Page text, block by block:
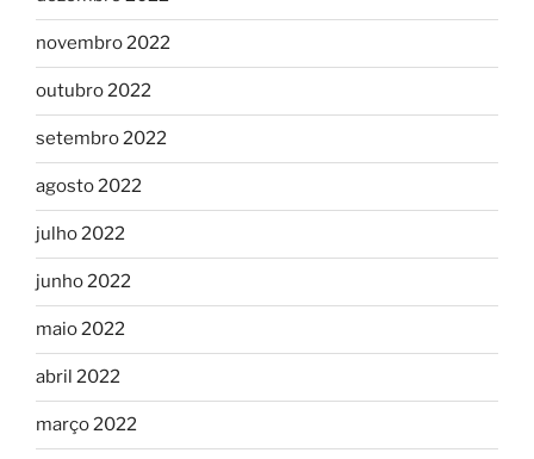
novembro 2022
outubro 2022
setembro 2022
agosto 2022
julho 2022
junho 2022
maio 2022
abril 2022
março 2022